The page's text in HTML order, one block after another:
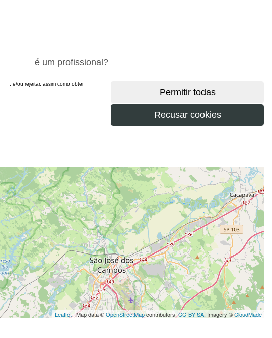
é um profissional?
, e/ou rejeitar, assim como obter
Leaflet| Map data ©OpenStreetMapcontributors,CC-BY-SA, Imagery ©CloudMade